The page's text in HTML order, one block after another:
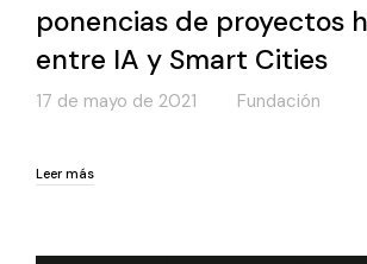
ponencias de proyectos
entre IA y Smart Cities
17 de mayo de 2021 Fundación
Leer más